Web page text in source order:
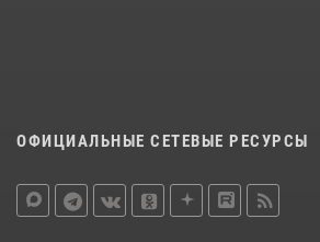
ОФИЦИАЛЬНЫЕ СЕТЕВЫЕ РЕСУРСЫ